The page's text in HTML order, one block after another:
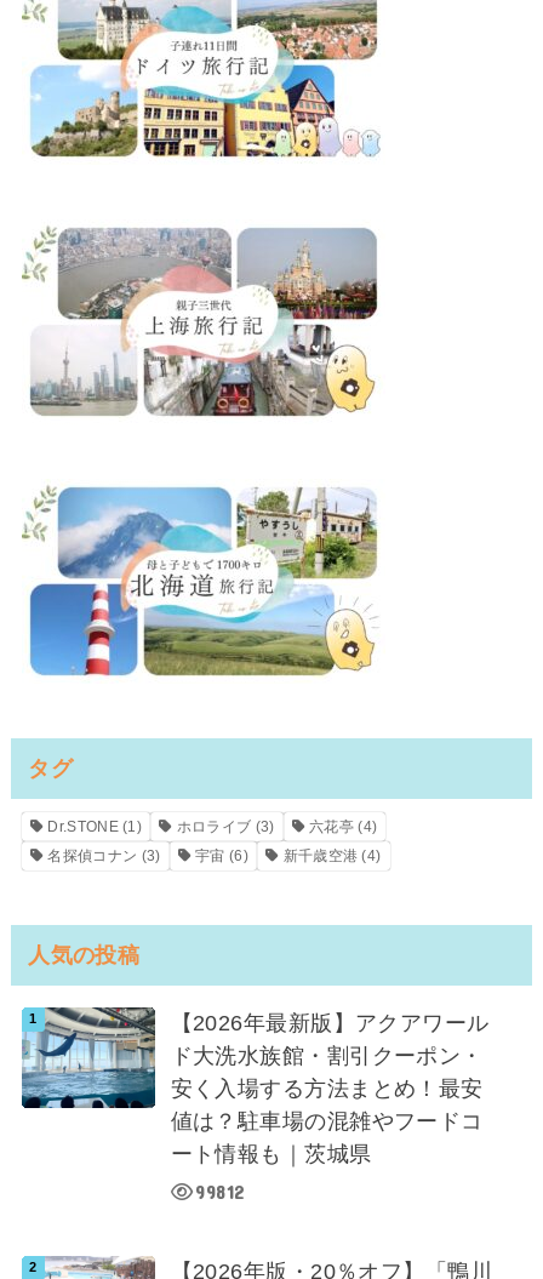
タグ
Dr.STONE(1) ホロライブ (3) 六花亭 (4)
名探偵コナン (3) 宇宙 (6) 新千歳空港 (4)
人気の投稿
【2026年最新版】アクアワール
ド大洗水族館・割引クーポン・
安く入場する方法まとめ！最安
値は？駐車場の混雑やフードコ
ート情報も｜茨城県
99812
【2026年版・20％オフ】「鴨川